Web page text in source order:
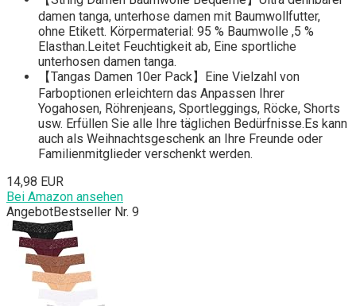
damen tanga, unterhose damen mit Baumwollfutter,
ohne Etikett. Körpermaterial: 95 % Baumwolle ,5 %
Elasthan.Leitet Feuchtigkeit ab, Eine sportliche
unterhosen damen tanga.
【Tangas Damen 10er Pack】Eine Vielzahl von
Farboptionen erleichtern das Anpassen Ihrer
Yogahosen, Röhrenjeans, Sportleggings, Röcke, Shorts
usw. Erfüllen Sie alle Ihre täglichen Bedürfnisse.Es kann
auch als Weihnachtsgeschenk an Ihre Freunde oder
Familienmitglieder verschenkt werden.
14,98 EUR
Bei Amazon ansehen
AngebotBestseller Nr. 9